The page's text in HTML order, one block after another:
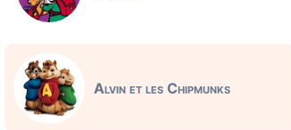
Alvin et les Chipmunks